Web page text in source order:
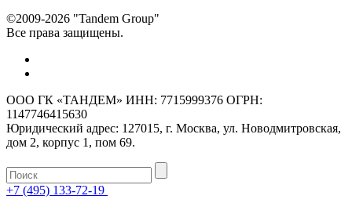
©2009-2026 "Tandem Group"
Все права защищены.
ООО ГК «ТАНДЕМ» ИНН: 7715999376 ОГРН:
1147746415630
Юридический адрес: 127015, г. Москва, ул. Новодмитровская,
дом 2, корпус 1, пом 69.
+7 (495) 133-72-19